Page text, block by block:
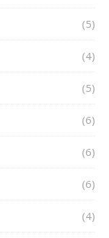
(5)
(4)
(5)
(6)
(6)
(6)
(4)